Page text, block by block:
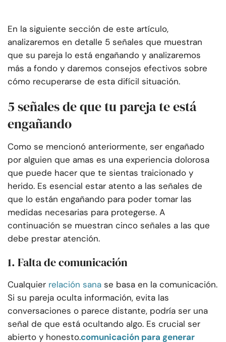
En la siguiente sección de este artículo,
analizaremos en detalle 5 señales que muestran
que su pareja lo está engañando y analizaremos
más a fondo y daremos consejos efectivos sobre
cómo recuperarse de esta difícil situación.
5 señales de que tu pareja te está
engañando
Como se mencionó anteriormente, ser engañado
por alguien que amas es una experiencia dolorosa
que puede hacer que te sientas traicionado y
herido. Es esencial estar atento a las señales de
que lo están engañando para poder tomar las
medidas necesarias para protegerse. A
continuación se muestran cinco señales a las que
debe prestar atención.
1. Falta de comunicación
Cualquier relación sana se basa en la comunicación.
Si su pareja oculta información, evita las
conversaciones o parece distante, podría ser una
señal de que está ocultando algo. Es crucial ser
abierto y honesto.comunicación para generar